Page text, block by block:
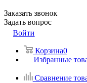
Заказать звонок
Задать вопрос
Войти
Корзина0
Избранные
Сравнение